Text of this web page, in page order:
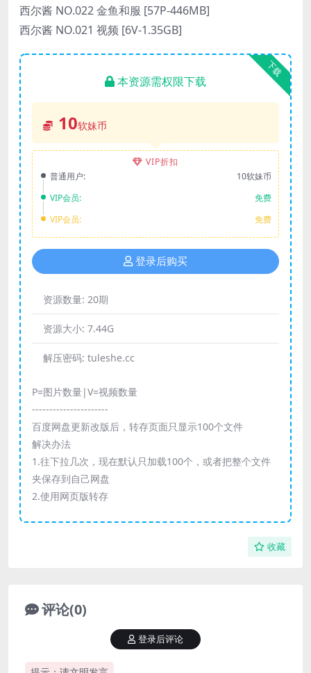
西尔酱 NO.022 金鱼和服 [57P-446MB]
西尔酱 NO.021 视频 [6V-1.35GB]
下载
本资源需权限下载
10软妹币
VIP折扣
普通用户:
10软妹币
VIP会员:
免费
VIP会员:
免费
登录后购买
资源数量: 20期
资源大小: 7.44G
解压密码: tuleshe.cc
P=图片数量|V=视频数量
----------------------
百度网盘更新改版后，转存页面只显示100个文件
解决办法
1.往下拉几次，现在默认只加载100个，或者把整个文件
夹保存到自己网盘
2.使用网页版转存
收藏
评论(0)
登录后评论